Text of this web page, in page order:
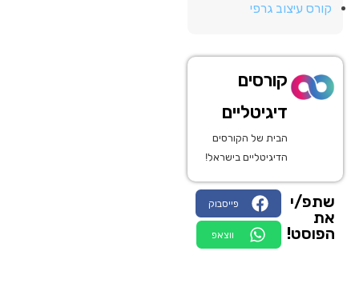
קורס עיצוב גרפי
קורסים
דיגיטליים
הבית של הקורסים
הדיגיטליים בישראל!
שתפ/י
את
הפוסט!
פייסבוק
ווצאפ